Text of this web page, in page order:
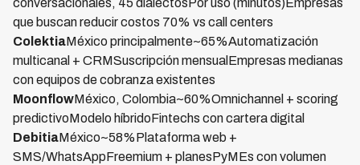
conversacionales, 45 dialectosPor uso (minutos)Empresas
que buscan reducir costos 70% vs call centers
ColektiaMéxico principalmente~65%Automatización
multicanal + CRMSuscripción mensualEmpresas medianas
con equipos de cobranza existentes
MoonflowMéxico, Colombia~60%Omnichannel + scoring
predictivoModelo híbridoFintechs con cartera digital
DebitiaMéxico~58%Plataforma web +
SMS/WhatsAppFreemium + planesPyMEs con volumen